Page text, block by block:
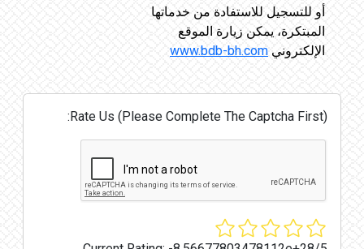
أو للتسجيل للاستفادة من خدماتها
المبتكرة، يمكن زيارة الموقع
الإلكتروني www.bdb-bh.com
Rate Us (Please Complete The Captcha First):